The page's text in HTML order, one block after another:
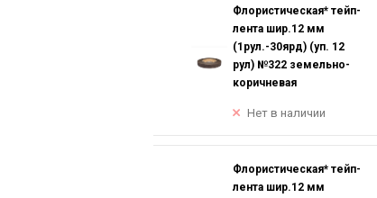
Флористическая* тейп-
лента шир.12 мм
(1рул.-30ярд) (уп. 12
рул) №322 земельно-
коричневая
Нет в наличии
Флористическая* тейп-
лента шир.12 мм